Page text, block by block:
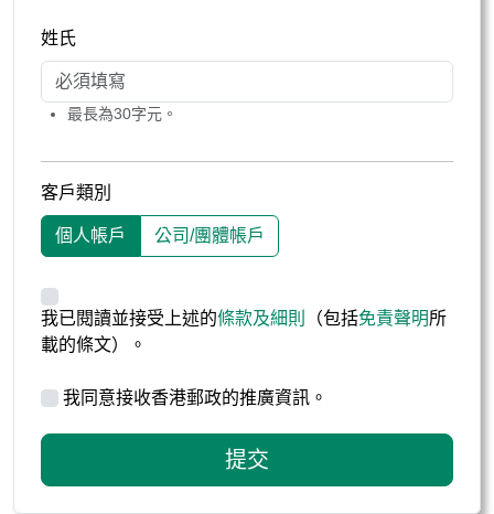
姓氏
最長為30字元。
客戶類別
個人帳戶 公司/團體帳戶
我已閱讀並接受上述的條款及細則 （包括免責聲明所
載的條文）。
我同意接收香港郵政的推廣資訊。
提交